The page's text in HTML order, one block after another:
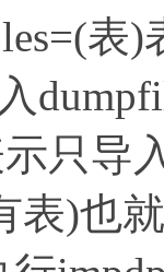
只导
表)也